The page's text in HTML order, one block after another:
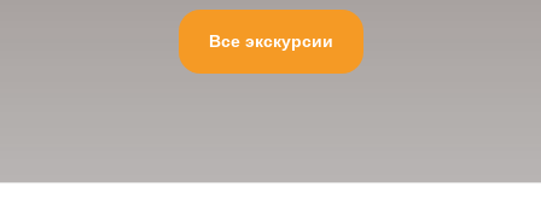
Все экскурсии